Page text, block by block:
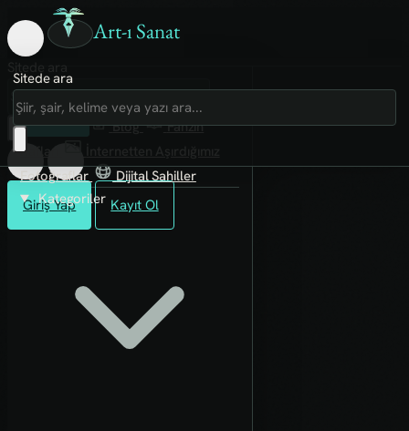
Art-ı Sanat
Giriş Yap Kayıt Ol
Sitede ara
Art-ı Sosyal
İmece
Kütüphane
Blog
Fanzin
Rafları
Fotoğraflar
Dijital Sahiller
Kategoriler